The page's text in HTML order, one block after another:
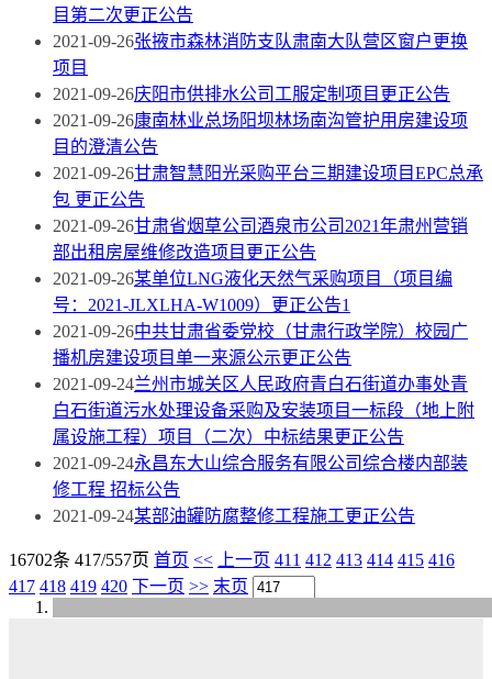
目第二次更正公告
2021-09-26张掖市森林消防支队肃南大队营区窗户更换
项目
2021-09-26庆阳市供排水公司工服定制项目更正公告
2021-09-26康南林业总场阳坝林场南沟管护用房建设项
目的澄清公告
2021-09-26甘肃智慧阳光采购平台三期建设项目EPC总承
包 更正公告
2021-09-26甘肃省烟草公司酒泉市公司2021年肃州营销
部出租房屋维修改造项目更正公告
2021-09-26某单位LNG液化天然气采购项目（项目编
号：2021-JLXLHA-W1009）更正公告1
2021-09-26中共甘肃省委党校（甘肃行政学院）校园广
播机房建设项目单一来源公示更正公告
2021-09-24兰州市城关区人民政府青白石街道办事处青
白石街道污水处理设备采购及安装项目一标段（地上附
属设施工程）项目（二次）中标结果更正公告
2021-09-24永昌东大山综合服务有限公司综合楼内部装
修工程 招标公告
2021-09-24某部油罐防腐整修工程施工更正公告
16702条 417/557页 首页 << 上一页 411 412 413 414 415 416
417 418 419 420 下一页 >> 末页